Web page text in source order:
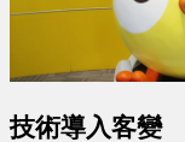
技術導入客變